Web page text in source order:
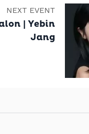
NEXT EVENT
| Yebin
Jang